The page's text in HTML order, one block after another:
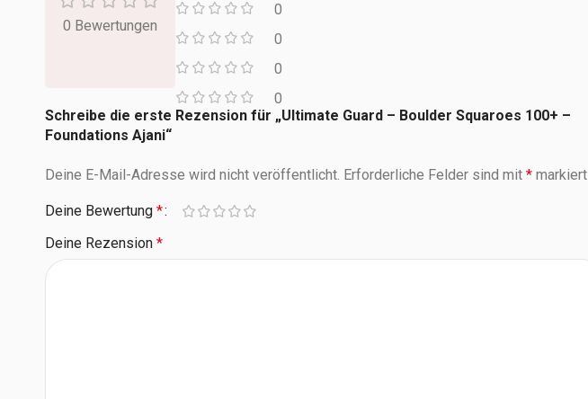
0 Bewertungen
0
0
0
0
Schreibe die erste Rezension für „Ultimate Guard – Boulder Squaroes 100+ –
Foundations Ajani“
Deine E-Mail-Adresse wird nicht veröffentlicht. Erforderliche Felder sind mit * markiert
Deine Bewertung *
Deine Rezension *